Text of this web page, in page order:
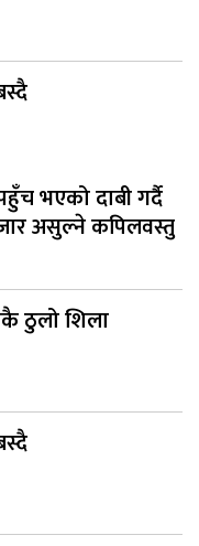
भएको दाबी गर्दै
असुल्ने कपिलवस्तु
ठुलो शिला